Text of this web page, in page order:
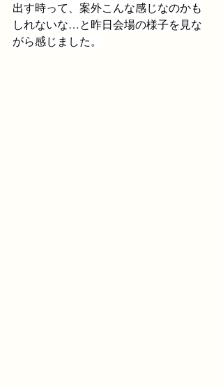
出す時って、案外こんな感じなのかも
しれないな…と昨日会場の様子を見な
がら感じました。